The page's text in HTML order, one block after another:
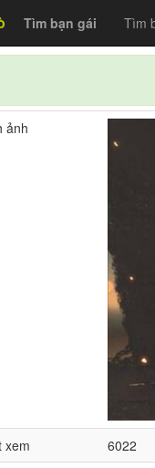
Tìm bạn gái Tìm
ảnh
xem 6022